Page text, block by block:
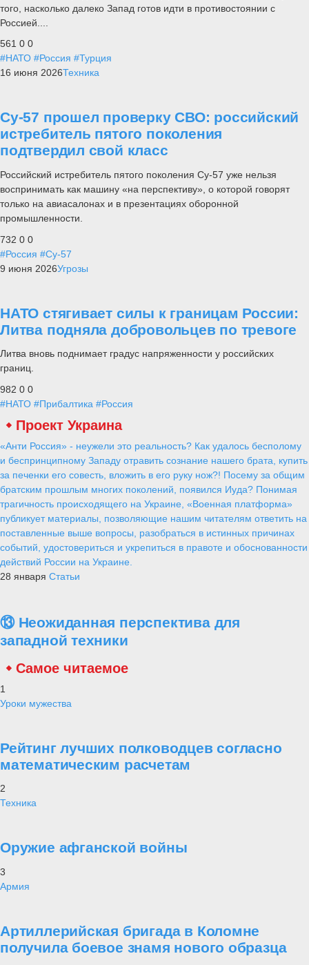
того, насколько далеко Запад готов идти в противостоянии с
Россией....
561 0 0
#НАТО #Россия #Турция
16 июня 2026Техника
Су-57 прошел проверку СВО: российский
истребитель пятого поколения
подтвердил свой класс
Российский истребитель пятого поколения Су-57 уже нельзя
воспринимать как машину «на перспективу», о которой говорят
только на авиасалонах и в презентациях оборонной
промышленности.
732 0 0
#Россия #Су-57
9 июня 2026Угрозы
НАТО стягивает силы к границам России:
Литва подняла добровольцев по тревоге
Литва вновь поднимает градус напряженности у российских
границ.
982 0 0
#НАТО #Прибалтика #Россия
Проект Украина
«Анти Россия» - неужели это реальность? Как удалось бесполому
и беспринципному Западу отравить сознание нашего брата, купить
за печенки его совесть, вложить в его руку нож?! Посему за общим
братским прошлым многих поколений, появился Иуда? Понимая
трагичность происходящего на Украине, «Военная платформа»
публикует материалы, позволяющие нашим читателям ответить на
поставленные выше вопросы, разобраться в истинных причинах
событий, удостовериться и укрепиться в правоте и обоснованности
действий России на Украине.
28 января Статьи
⑬ Неожиданная перспектива для
западной техники
Самое читаемое
1
Уроки мужества
Рейтинг лучших полководцев согласно
математическим расчетам
2
Техника
Оружие афганской войны
3
Армия
Артиллерийская бригада в Коломне
получила боевое знамя нового образца